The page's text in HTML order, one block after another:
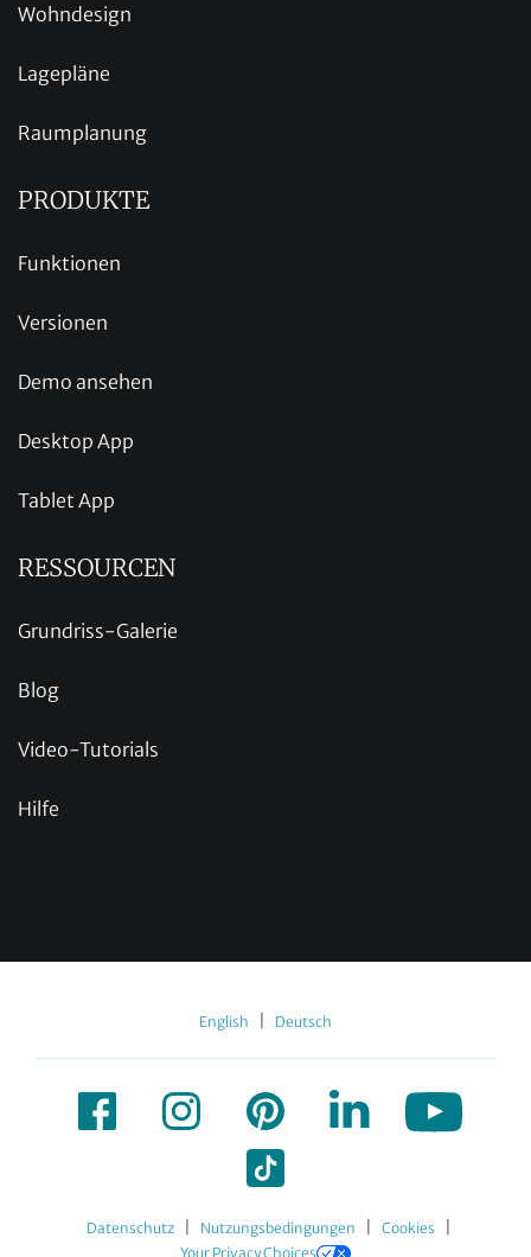
Wohndesign
Lagepläne
Raumplanung
PRODUKTE
Funktionen
Versionen
Demo ansehen
Desktop App
Tablet App
RESSOURCEN
Grundriss-Galerie
Blog
Video-Tutorials
Hilfe
English Deutsch
Datenschutz Nutzungsbedingungen Cookies
Your Privacy Choices